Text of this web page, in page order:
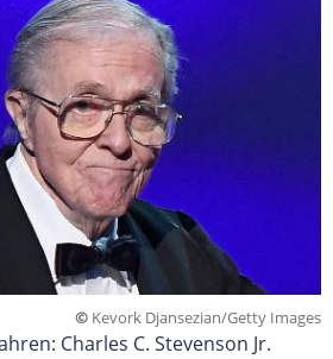
© Kevork Djansezian/Getty Images
Charles C. Stevenson Jr.